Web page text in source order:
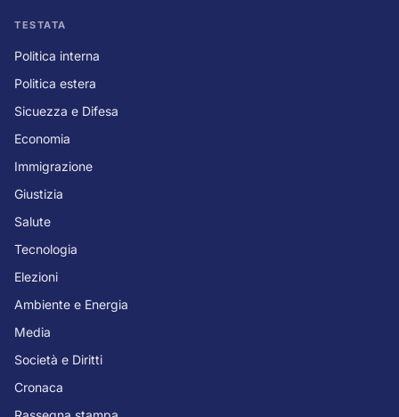
TESTATA
Politica interna
Politica estera
Sicuezza e Difesa
Economia
Immigrazione
Giustizia
Salute
Tecnologia
Elezioni
Ambiente e Energia
Media
Società e Diritti
Cronaca